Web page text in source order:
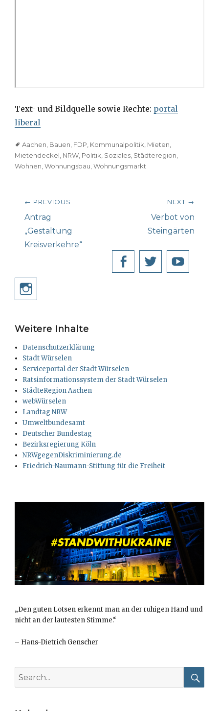
Text- und Bildquelle sowie Rechte: portal
liberal
TagsAachen Bauen FDP Kommunalpolitik Mieten
Mietendeckel NRW Politik Soziales Städteregion
Wohnen Wohnungsbau Wohnungsmarkt
Beitragsnavigation
← PREVIOUS
Previous
post:
Antrag
„Gestaltung
Kreisverkehre“
NEXT →
Verbot von
Steingärten
Facebook
Twitter
Weitere Inhalte
Datenschutzerklärung
Stadt Würselen
Serviceportal der Stadt Würselen
Ratsinformationssystem der Stadt Würselen
StädteRegion Aachen
webWürselen
Landtag NRW
Umweltbundesamt
Deutscher Bundestag
Bezirksregierung Köln
NRWgegenDiskriminierung.de
Friedrich-Naumann-Stiftung für die Freiheit
„Den guten Lotsen erkennt man an der ruhigen Hand und
nicht an der lautesten Stimme.“
– Hans-Dietrich Genscher
for: